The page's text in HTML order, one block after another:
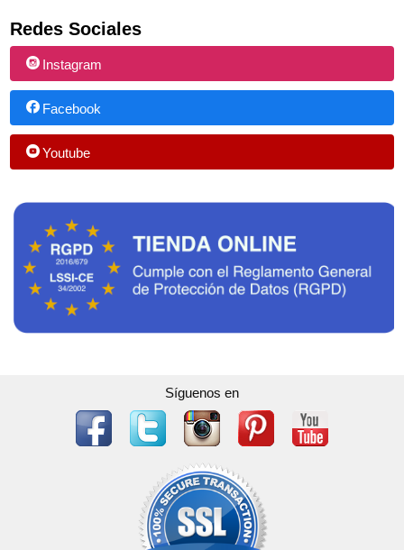
Redes Sociales
Instagram
Facebook
Youtube
Síguenos en